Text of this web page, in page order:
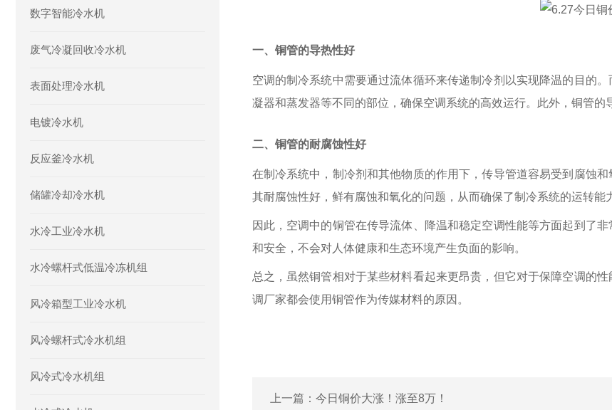
数字智能冷水机
废气冷凝回收冷水机
表面处理冷水机
电镀冷水机
反应釜冷水机
储罐冷却冷水机
水冷工业冷水机
水冷螺杆式低温冷冻机组
风冷箱型工业冷水机
风冷螺杆式冷水机组
风冷式冷水机组
一、铜管的导热性好
空调的制冷系统中需要通过流体循环来传递制冷剂以实现降温的目的
凝器和蒸发器等不同的部位，确保空调系统的高效运行。此外，铜管
二、铜管的耐腐蚀性好
在制冷系统中，制冷剂和其他物质的作用下，传导管道容易受到腐蚀
其耐腐蚀性好，鲜有腐蚀和氧化的问题，从而确保了制冷系统的运转能
因此，空调中的铜管在传导流体、降温和稳定空调性能等方面起到了
和安全，不会对人体健康和生态环境产生负面的影响。
总之，虽然铜管相对于某些材料看起来更昂贵，但它对于保障空调的
调厂家都会使用铜管作为传媒材料的原因。
上一篇： 今日铜价大涨！涨至8万！